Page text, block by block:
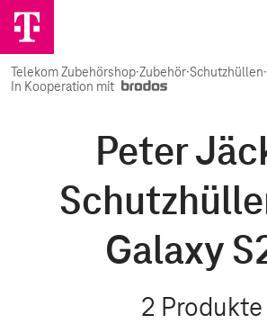
Telekom Zubehörshop·Zubehör·Schutzhüllen·
In Kooperation mit
Peter
Galaxy
2 Produkte